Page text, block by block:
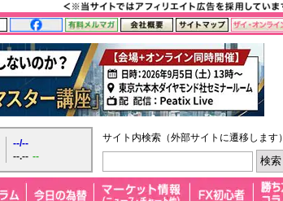
--/--
--.-- --
サイト内検索（外部サイトに遷移します）